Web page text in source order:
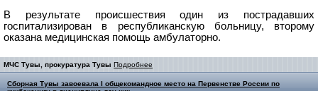
В результате происшествия один из пострадавших
госпитализирован в республиканскую больницу, второму
оказана медицинская помощь амбулаторно.
МЧС Тувы, прокуратура Тувы Подробнее
Сборная Тувы завоевала I общекомандное место на Первенстве России по